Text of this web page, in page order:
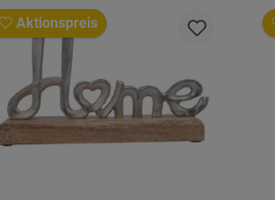
Aktionspreis